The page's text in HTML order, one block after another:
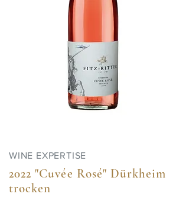
WINE EXPERTISE
2022 "Cuvée Rosé" Dürkheim
trocken